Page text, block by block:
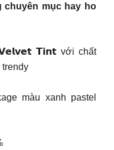
chuyên mục hay ho
𝗧𝗶𝗻𝘁 với chất
trendy
màu xanh pastel